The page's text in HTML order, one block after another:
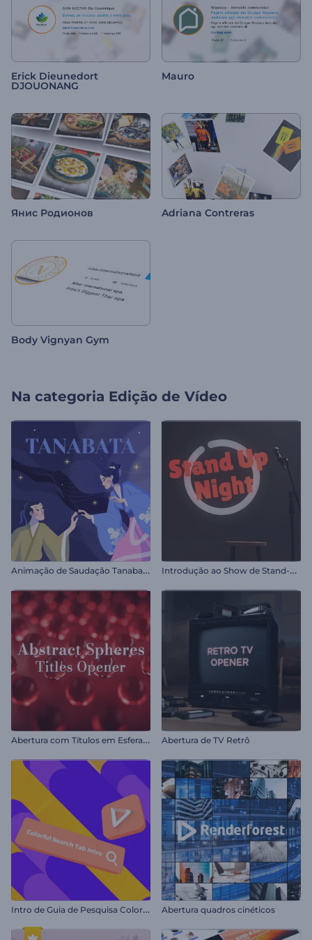
Erick Dieunedort
DJOUONANG
Mauro
Янис Родионов Adriana Contreras
Body Vignyan Gym
Na categoria Edição de Vídeo
A
nimação de Saudação Tanabata I
ntrodução ao Show de Stand-Up
A
bertura com Títulos em Esferas Abstratas Abertura de TV Retrô
I
ntro de Guia de Pesquisa Colorida Abertura quadros cinéticos